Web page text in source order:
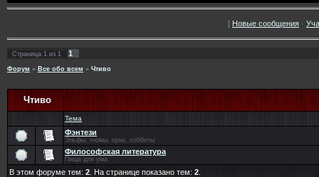
[ Новые сообщения ·
Страница 1 из 1 1
Форум » Все обо всем » Чтиво
Чтиво
Тема
Фэнтези
Эльфы, гномы, орки, хоббиты
Философская литература
Пища для ума
В этом форуме тем: 2 . На странице показано тем: 2